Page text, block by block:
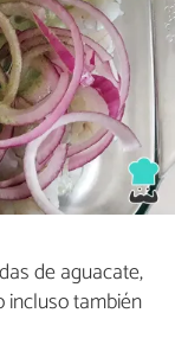
de aguacate,
incluso también